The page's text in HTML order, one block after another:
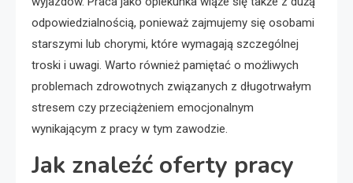
odpowiedzialnością, ponieważ zajmujemy się osobami
starszymi lub chorymi, które wymagają szczególnej
troski i uwagi. Warto również pamiętać o możliwych
problemach zdrowotnych związanych z długotrwałym
stresem czy przeciążeniem emocjonalnym
wynikającym z pracy w tym zawodzie.
Jak znaleźć oferty pracy